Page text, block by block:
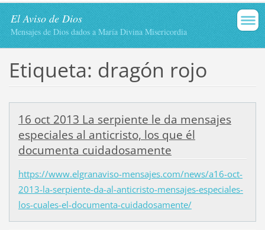
El Aviso de Dios
Mensajes de Dios dados a María Divina Misericordia
Etiqueta: dragón rojo
16 oct 2013 La serpiente le da mensajes
especiales al anticristo, los que él
documenta cuidadosamente
https://www.elgranaviso-mensajes.com/news/a16-oct-
2013-la-serpiente-da-al-anticristo-mensajes-especiales-
los-cuales-el-documenta-cuidadosamente/